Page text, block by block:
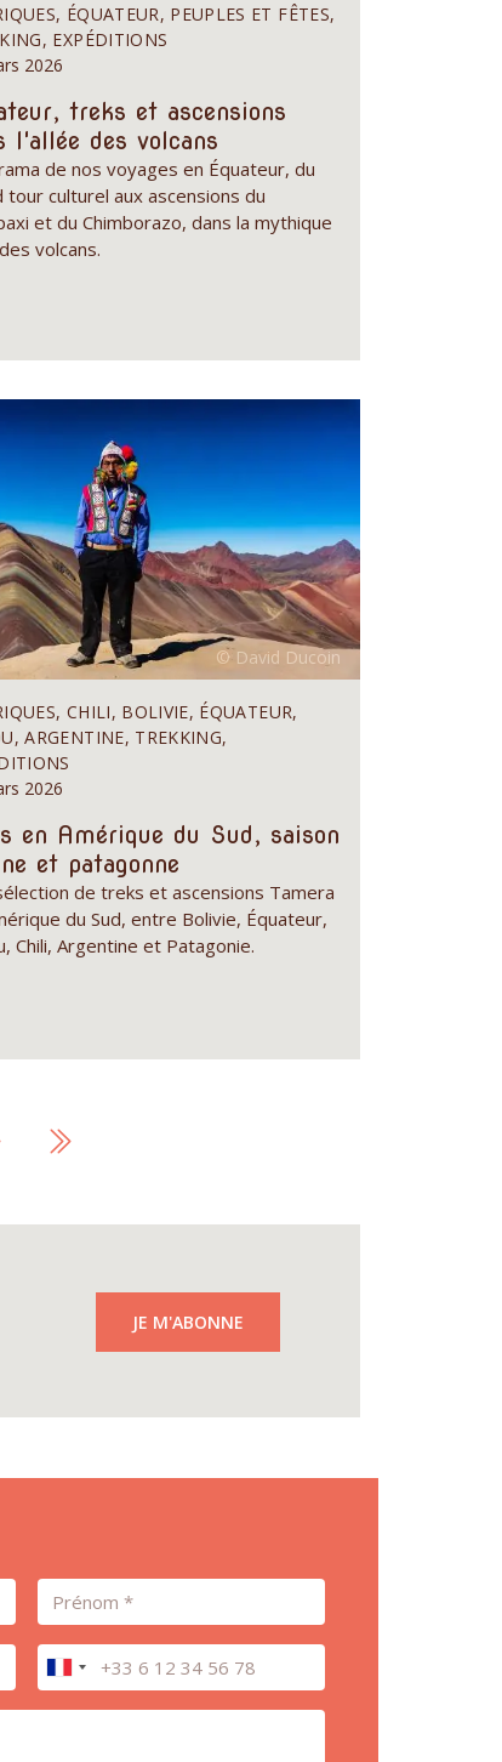
ÉQUATEUR, PEUPLES ET FÊTES,
EXPÉDITIONS
2026
treks et ascensions
l'allée des volcans
de nos voyages en Équateur, du
tour culturel aux ascensions du
et du Chimborazo, dans la mythique
volcans.
CHILI, BOLIVIE, ÉQUATEUR,
ARGENTINE, TREKKING,
2026
en Amérique du Sud, saison
et patagonne
de treks et ascensions Tamera
du Sud, entre Bolivie, Équateur,
Chili, Argentine et Patagonie.
Dernière
JE M'ABONNE
Prénom
Téléphone